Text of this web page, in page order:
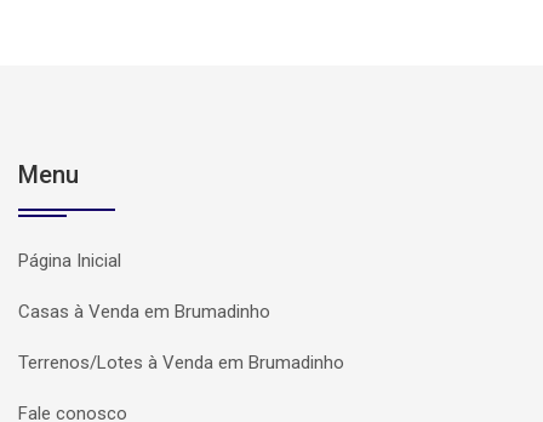
Menu
Página Inicial
Casas à Venda em Brumadinho
Terrenos/Lotes à Venda em Brumadinho
Fale conosco